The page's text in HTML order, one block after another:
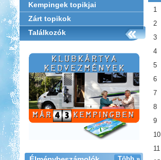
Kempingek topikjai
Zárt topikok
Találkozók
1
2
3
4
5
6
7
8
9
10
11